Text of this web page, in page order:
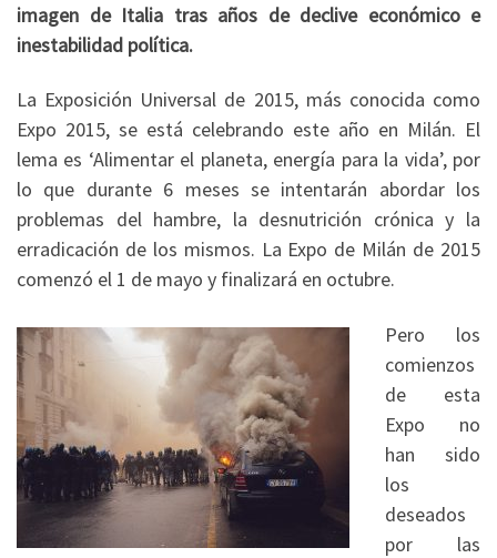
imagen de Italia tras años de declive económico e
inestabilidad política.
La Exposición Universal de 2015, más conocida como
Expo 2015, se está celebrando este año en Milán. El
lema es ‘Alimentar el planeta, energía para la vida’, por
lo que durante 6 meses se intentarán abordar los
problemas del hambre, la desnutrición crónica y la
erradicación de los mismos. La Expo de Milán de 2015
comenzó el 1 de mayo y finalizará en octubre.
Pero los
comienzos
de esta
Expo no
han sido
los
deseados
por las